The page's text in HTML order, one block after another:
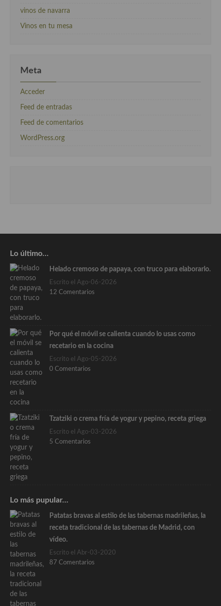
vinos de navarra
Vinos en tu mesa
Meta
Acceder
Feed de entradas
Feed de comentarios
WordPress.org
Lo último…
Helado cremoso de papaya, con truco para elaborarlo.
Escrito el Ago-06-2026
12 Comentarios
Por qué el móvil se calienta cuando lo usas como
recetario en la cocina
Escrito el Ago-05-2026
0 Comentarios
Tzatziki o crema fría de yogur y pepino, receta griega
Escrito el Ago-03-2026
5 Comentarios
Lo más pupular…
Patatas bravas al estilo de las tabernas madrileñas, la
receta tradicional de las tabernas de Madrid, con
vídeo.
Escrito el Abr-03-2020
87 Comentarios